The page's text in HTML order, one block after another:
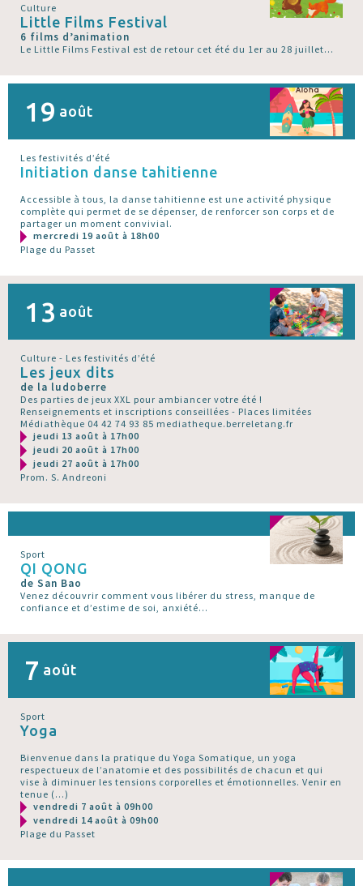
Culture
Little Films Festival
6 films d’animation
Le Little Films Festival est de retour cet été du 1er au 28 juillet...
19 août
Les festivités d’été
Initiation danse tahitienne
Accessible à tous, la danse tahitienne est une activité physique
complète qui permet de se dépenser, de renforcer son corps et de
partager un moment convivial.
mercredi 19 août à 18h00
Plage du Passet
13 août
Culture - Les festivités d’été
Les jeux dits
de la ludoberre
Des parties de jeux XXL pour ambiancer votre été !
Renseignements et inscriptions conseillées - Places limitées
Médiathèque 04 42 74 93 85 mediatheque.berreletang.fr
jeudi 13 août à 17h00
jeudi 20 août à 17h00
jeudi 27 août à 17h00
Prom. S. Andreoni
Sport
QI QONG
de San Bao
Venez découvrir comment vous libérer du stress, manque de
confiance et d’estime de soi, anxiété...
7 août
Sport
Yoga
Bienvenue dans la pratique du Yoga Somatique, un yoga
respectueux de l’anatomie et des possibilités de chacun et qui
vise à diminuer les tensions corporelles et émotionnelles. Venir en
tenue (…)
vendredi 7 août à 09h00
vendredi 14 août à 09h00
Plage du Passet